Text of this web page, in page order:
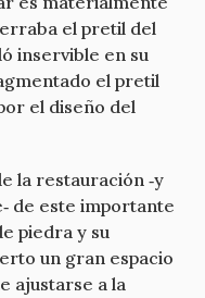
el pretil del
inservible en su
el pretil
el diseño del
la restauración ‐y
de este importante
piedra y su
un gran espacio
ajustarse a la